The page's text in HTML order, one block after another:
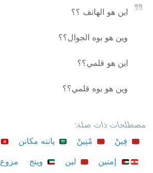
اين هو الهاتف ؟؟
وين هو بوه الجوال؟؟
اين هو قلمي؟؟
وين هو بوه قلمي؟؟
مصطلحات ذات صلة:
فِينْ
مْنِينْ يانته مكانن
إمنين
لين وينج مزوع